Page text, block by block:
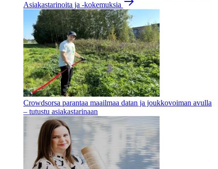
Asiakastarinoita ja -kokemuksia
Crowdsorsa parantaa maailmaa datan ja joukkovoiman avulla
– tutustu asiakastarinaan